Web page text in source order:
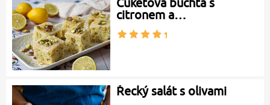
citronem a…
Řecký salát s olivami